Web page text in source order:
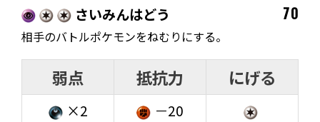
さいみんはどう
70
相手のバトルポケモンをねむりにする。
弱点 抵抗力 にげる
×2 －20